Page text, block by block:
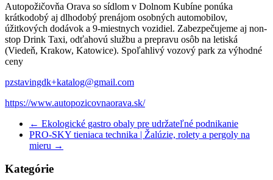
Autopožičovňa Orava so sídlom v Dolnom Kubíne ponúka
krátkodobý aj dlhodobý prenájom osobných automobilov,
úžitkových dodávok a 9-miestnych vozidiel. Zabezpečujeme aj non-
stop Drink Taxi, odťahovú službu a prepravu osôb na letiská
(Viedeň, Krakow, Katowice). Spoľahlivý vozový park za výhodné
ceny
pzstavingdk+katalog@gmail.com
https://www.autopozicovnaorava.sk/
← Ekologické gastro obaly pre udržateľné podnikanie
PRO-SKY tieniaca technika | Žalúzie, rolety a pergoly na
mieru →
Kategórie